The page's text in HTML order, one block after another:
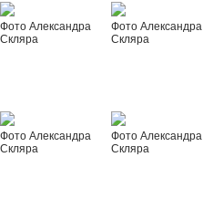
Фото Александра
Скляра
Фото Александра
Скляра
Фото Александра
Скляра
Фото Александра
Скляра